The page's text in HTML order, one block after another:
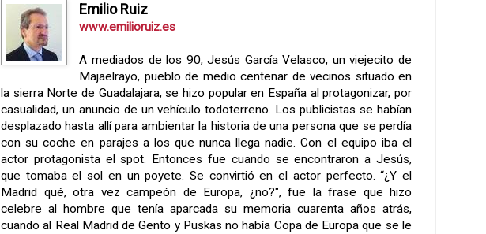
Emilio Ruiz
www.emilioruiz.es
A mediados de los 90, Jesús García Velasco, un viejecito de
Majaelrayo, pueblo de medio centenar de vecinos situado en
la sierra Norte de Guadalajara, se hizo popular en España al protagonizar, por
casualidad, un anuncio de un vehículo todoterreno. Los publicistas se habían
desplazado hasta allí para ambientar la historia de una persona que se perdía
con su coche en parajes a los que nunca llega nadie. Con el equipo iba el
actor protagonista el spot. Entonces fue cuando se encontraron a Jesús,
que tomaba el sol en un poyete. Se convirtió en el actor perfecto. “¿Y el
Madrid qué, otra vez campeón de Europa, ¿no?", fue la frase que hizo
celebre al hombre que tenía aparcada su memoria cuarenta años atrás,
cuando al Real Madrid de Gento y Puskas no había Copa de Europa que se le